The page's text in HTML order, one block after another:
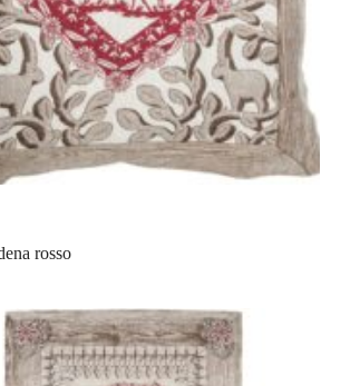
rosso